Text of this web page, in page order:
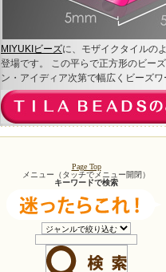
MIYUKIビーズに、モザイクタイルの
登場です。 この平らで正方形のビー
ン・アイディア次第で幅広くビーズ
Page Top
メニュー（タッチでメニュー開閉）
キーワードで検索